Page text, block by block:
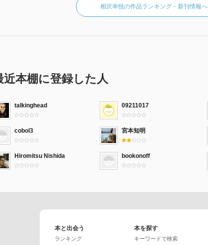
相沢幸悦の作品ランキング・新刊情報へ
近本棚に登録した人
talkinghead 09211017
cobol3 宮本知明
Hiromitsu Nishida bookonoff
本と出会う
ランキング
本を探す
キーワードで検索